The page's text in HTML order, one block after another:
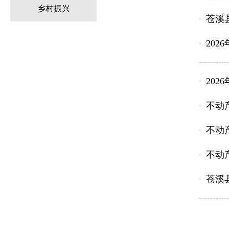
乡村振兴
苍溪
2026
2026
不动
不动
不动
苍溪